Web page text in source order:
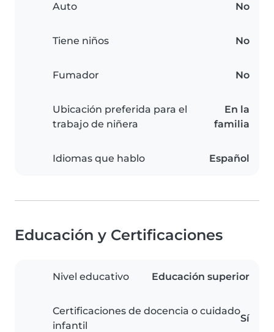
Auto No
Tiene niños No
Fumador No
Ubicación preferida para el
trabajo de niñera
En la
familia
Idiomas que hablo Español
Educación y Certificaciones
Nivel educativo Educación superior
Certificaciones de docencia o cuidado
infantil
Sí